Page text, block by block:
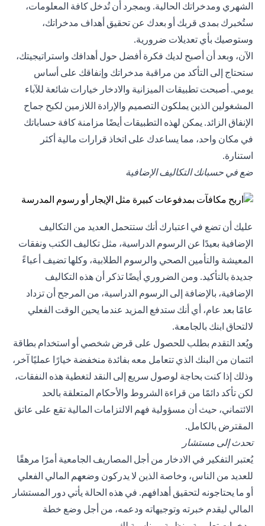
الشهري ومدخراتك الحالية. وبمجرد أن تُدخل كافة المعلومات،
ستُخبرك بمدى قربك أو بعدك عن تحقيق أهداف مدخراتك،
وستوصيك بأي تعديلات ضرورية.
الآن، وبعد أن أصبح لديك فكرة أفضل حول أهدافك واستراتيجيتك،
ستحتاج إلى التأكد من مراقبة مدخراتك وإنفاقك على أساس
يومي. أصبحت تطبيقات الميزانية والادخار خيارات شائعة للآباء
المشغولين الذين يملكون التصميم والإرادة اللازمين لكبح جماح
الإنفاق الزائد. يمكن لهذه التطبيقات أيضًا مزامنة كافة حساباتك
في مكان واحد، مما يساعدك على اتخاذ قرارات مالية أكثر
استنارة.
ضع في حسبانك التكاليف الإضافية
عليك أن تضع في اعتبارك أنك ستتحمل العديد من التكاليف
الإضافية بعيدًا عن الرسوم الدراسية، مثل تكاليف الكتب ونفقات
المعيشة والتأمين الصحي والرسوم الطلابية، وكلها تضيف أعباءً
جديدة بالتأكيد. ومن الضروري أيضًا تذكر أن هذه التكاليف
الإضافية، بالإضافة إلى الرسوم الدراسية، من المرجح أن تزداد
عامًا بعد عام، أي أنك ستدفع المزيد عندما يحين الوقت الفعلي
لالتحاق ابنك بالجامعة.
ويُعد التقدم بطلب للحصول على قرض شخصي أو استخدام بطاقة
ائتمان من البنك الذي تتعامل معه بفائدة منخفضة خيارًا عمليًا آخر،
وذلك إذا كنت بحاجة لوصول سريع إلى النقد لتغطية هذه النفقات،
لكن تأكد دائمًا من قراءة الشروط والأحكام المتعلقة بالحد
الائتماني، حيث أن مسؤولية فهم الالتزامات المالية تقع على عاتق
المقترض بالكامل.
تحدث إلى مستشار
يُعتبر التفكير في الادخار من أجل المصاريف الجامعية أمرًا مرهقًا
للعديد من الناس، وخاصة الذين لا يدركون وضعهم المالي الفعلي
أو ما يحتاجونه لتحقيق أهدافهم. في هذه الحالة يأتي دور المستشار
المالي ليقدم خبرته وتوجيهاته ودعمه، من أجل وضع خطة